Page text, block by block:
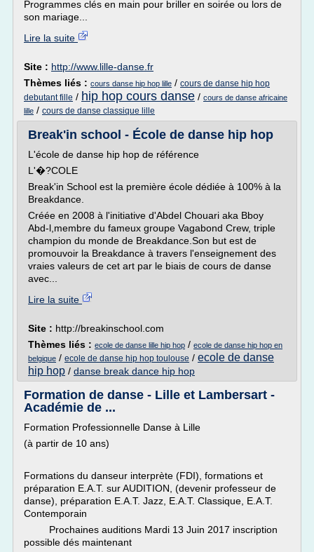
Programmes clés en main pour briller en soirée ou lors de
son mariage...
Lire la suite
Site : http://www.lille-danse.fr
Thèmes liés : cours danse hip hop lille / cours de danse hip hop
debutant fille / hip hop cours danse / cours de danse africaine
lille / cours de danse classique lille
Break'in school - École de danse hip hop
L'école de danse hip hop de référence
L'�?COLE
Break'in School est la première école dédiée à 100% à la
Breakdance.
Créée en 2008 à l'initiative d'Abdel Chouari aka Bboy
Abd-l,membre du fameux groupe Vagabond Crew, triple
champion du monde de Breakdance.Son but est de
promouvoir la Breakdance à travers l'enseignement des
vraies valeurs de cet art par le biais de cours de danse
avec...
Lire la suite
Site : http://breakinschool.com
Thèmes liés : ecole de danse lille hip hop / ecole de danse hip hop en
belgique / ecole de danse hip hop toulouse / ecole de danse
hip hop / danse break dance hip hop
Formation de danse - Lille et Lambersart -
Académie de ...
Formation Professionnelle Danse à Lille
(à partir de 10 ans)
Formations du danseur interprète (FDI), formations et
préparation E.A.T. sur AUDITION, (devenir professeur de
danse), préparation E.A.T. Jazz, E.A.T. Classique, E.A.T.
Contemporain
Prochaines auditions Mardi 13 Juin 2017 inscription
possible dés maintenant